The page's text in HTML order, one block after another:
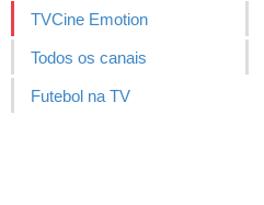
TVCine Emotion
Todos os canais
Futebol na TV